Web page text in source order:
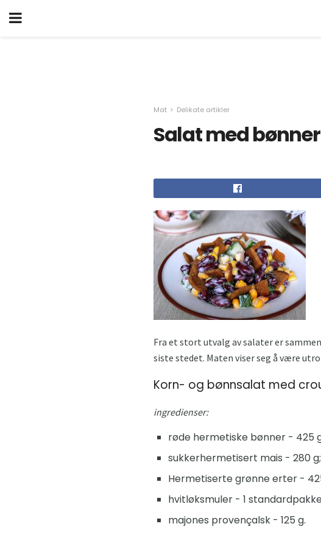
Mat Delikate artikler
Salat med
Fra et stort utvalg av salater er
siste stedet. Maten viser seg å være
Korn- og bønnsalat med
ingredienser:
røde hermetiske bønner - 425
sukkerhermetisert mais - 280 g;
Hermetiserte grønne erter -
hvitløksmuler - 1
majones provençalsk - 125 g.